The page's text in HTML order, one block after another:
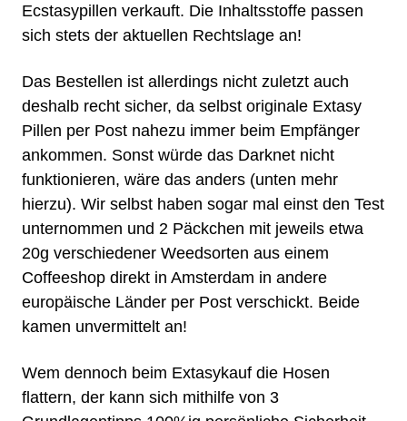
Ecstasypillen verkauft. Die Inhaltsstoffe passen
sich stets der aktuellen Rechtslage an!
Das Bestellen ist allerdings nicht zuletzt auch
deshalb recht sicher, da selbst originale Extasy
Pillen per Post nahezu immer beim Empfänger
ankommen. Sonst würde das Darknet nicht
funktionieren, wäre das anders (unten mehr
hierzu). Wir selbst haben sogar mal einst den Test
unternommen und 2 Päckchen mit jeweils etwa
20g verschiedener Weedsorten aus einem
Coffeeshop direkt in Amsterdam in andere
europäische Länder per Post verschickt. Beide
kamen unvermittelt an!
Wem dennoch beim Extasykauf die Hosen
flattern, der kann sich mithilfe von 3